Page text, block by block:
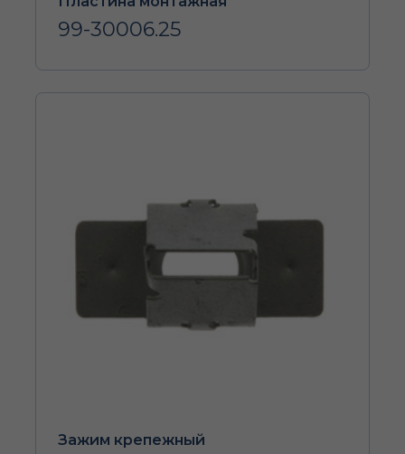
99-30006.25
Зажим крепежный